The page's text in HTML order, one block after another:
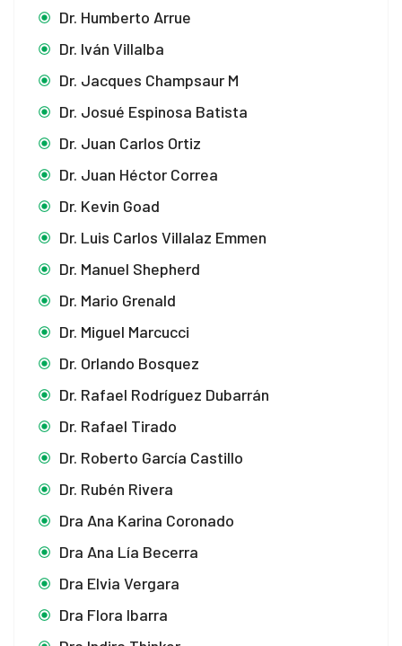
Dr. Humberto Arrue
Dr. Iván Villalba
Dr. Jacques Champsaur M
Dr. Josué Espinosa Batista
Dr. Juan Carlos Ortiz
Dr. Juan Héctor Correa
Dr. Kevin Goad
Dr. Luis Carlos Villalaz Emmen
Dr. Manuel Shepherd
Dr. Mario Grenald
Dr. Miguel Marcucci
Dr. Orlando Bosquez
Dr. Rafael Rodríguez Dubarrán
Dr. Rafael Tirado
Dr. Roberto García Castillo
Dr. Rubén Rivera
Dra Ana Karina Coronado
Dra Ana Lía Becerra
Dra Elvia Vergara
Dra Flora Ibarra